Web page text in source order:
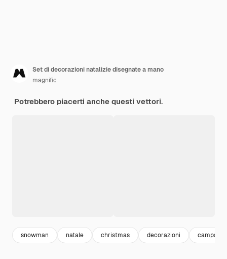
Set di decorazioni natalizie disegnate a mano
magnific
Potrebbero piacerti anche questi vettori.
snowman natale christmas decorazioni campana